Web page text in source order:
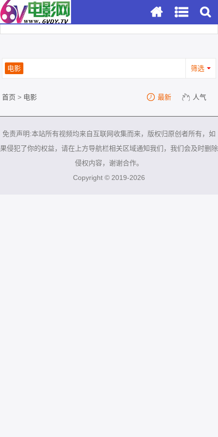
电影 筛选
首页 > 电影 最新 人气
免责声明:本站所有视频均来自互联网收集而来，版权归原创者所有，如
果侵犯了你的权益，请在上方导航栏相关区域通知我们，我们会及时删除
侵权内容，谢谢合作。
Copyright © 2019-2026